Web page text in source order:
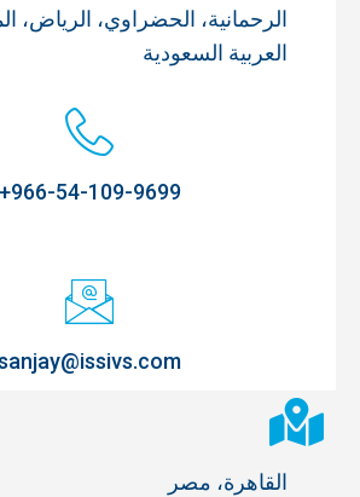
الرحمانية، الحضراوي، الرياض،
العربية السعودية
966-54-109-9699+
القاهرة، مصر